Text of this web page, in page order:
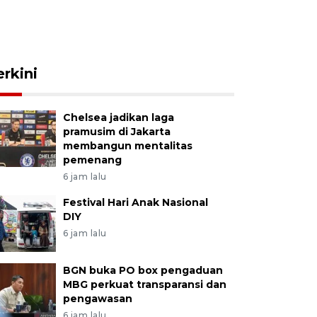
Chelsea jadikan laga
pramusim di Jakarta
membangun mentalitas
pemenang
6 jam lalu
Festival Hari Anak Nasional
DIY
6 jam lalu
BGN buka PO box pengaduan
MBG perkuat transparansi dan
pengawasan